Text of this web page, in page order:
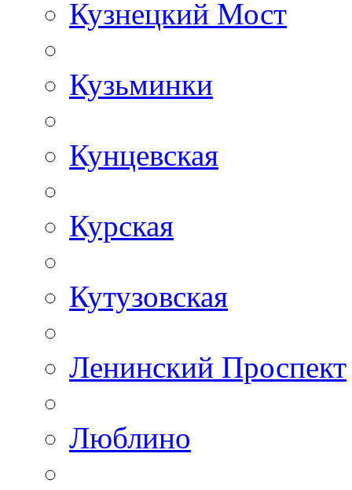
Кузнецкий Мост
Кузьминки
Кунцевская
Курская
Кутузовская
Ленинский Проспект
Люблино